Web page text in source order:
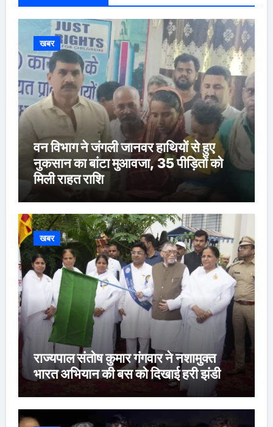
खबर
वन विभाग ने जंगली जानवर हाथियों से हुए
नुकसान का बांटा मुआवजा, 35 पीड़ितों को
मिली राहत राशि
खबर
राज्यपाल संतोष कुमार गंगवार ने नशामुक्त
भारत अभियान की बस को दिखाई हरी झंडी